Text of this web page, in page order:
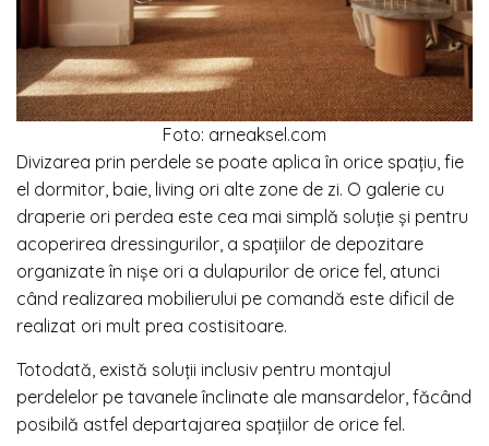
Foto: arneaksel.com
Divizarea prin perdele se poate aplica în orice spațiu, fie
el dormitor, baie, living ori alte zone de zi. O galerie cu
draperie ori perdea este cea mai simplă soluție și pentru
acoperirea dressingurilor, a spațiilor de depozitare
organizate în nișe ori a dulapurilor de orice fel, atunci
când realizarea mobilierului pe comandă este dificil de
realizat ori mult prea costisitoare.
Totodată, există soluții inclusiv pentru montajul
perdelelor pe tavanele înclinate ale mansardelor, făcând
posibilă astfel departajarea spațiilor de orice fel.